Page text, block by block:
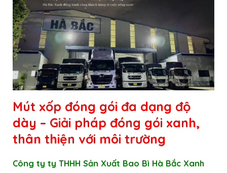
Mút xốp đóng gói đa dạng độ
dày – Giải pháp đóng gói xanh,
thân thiện với môi trường
Công ty ty THHH Sản Xuất Bao Bì Hà Bắc Xanh